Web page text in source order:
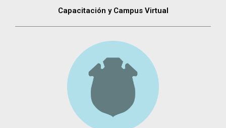
Capacitación y Campus Virtual